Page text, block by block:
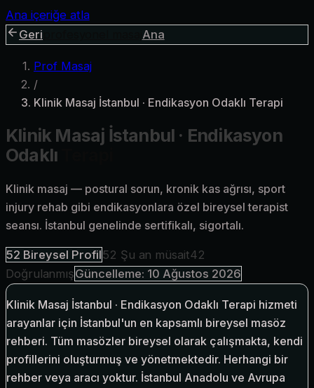
Ana içeriğe atla
Geri
Ana
Prof Masaj
/
Klinik Masaj İstanbul · Endikasyon Odaklı Terapi
Klinik Masaj İstanbul · Endikasyon
Odaklı
Klinik masaj — postural sorun, kronik kas ağrısı, sport
injury rehab gibi endikasyonlara özel bireysel terapist
seansı. İstanbul genelinde sertifikalı, sigortalı.
52 Bireysel Profil52 Şu an müsait42
DoğrulanmışGüncelleme: 10 Ağustos 2026
Klinik Masaj İstanbul · Endikasyon Odaklı Terapi hizmeti
arayanlar için İstanbul'un en kapsamlı bireysel masöz
rehberi. Tüm masözler bireysel olarak çalışmakta, kendi
profillerini oluşturmuş ve yönetmektedir. Herhangi bir
rehber veya aracı yoktur. İstanbul Anadolu ve Avrupa